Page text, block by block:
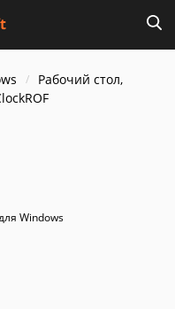
Рабочий стол,
Windows